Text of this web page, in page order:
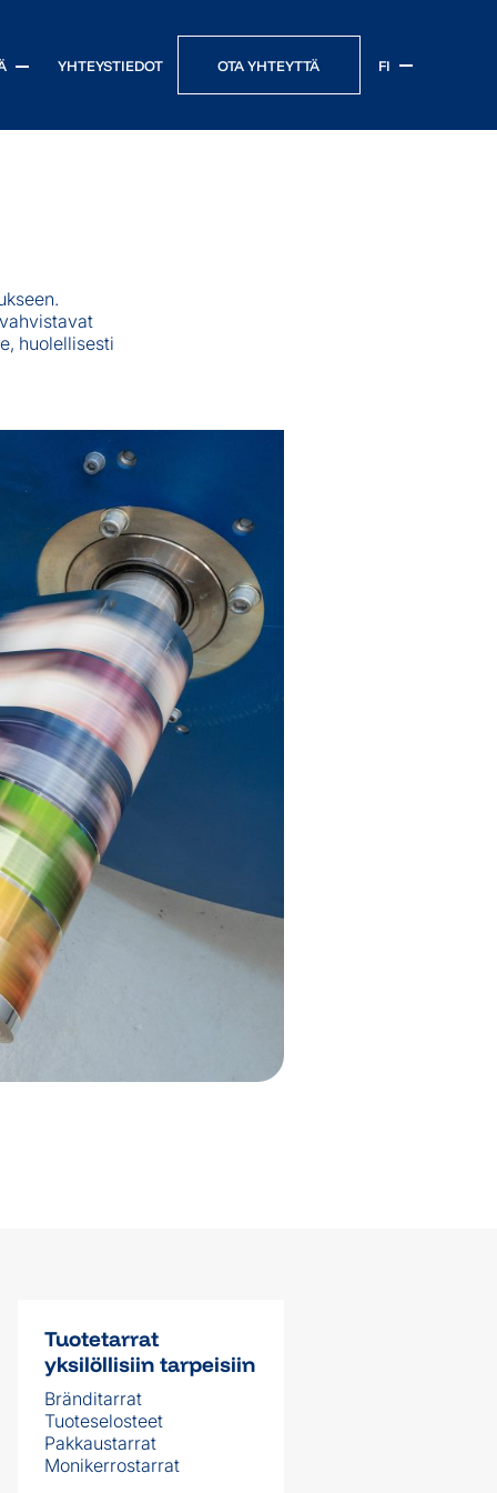
Julkinen sektori
YHTEYSTIEDOT OTA YHTEYTTÄ FI
huolellisesti
Tuotetarrat
yksilöllisiin tarpeisiin
Bränditarrat
Tuoteselosteet
Pakkaustarrat
Monikerrostarrat